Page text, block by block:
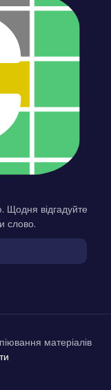
Щодня відгадуйте
слово.
матеріалів